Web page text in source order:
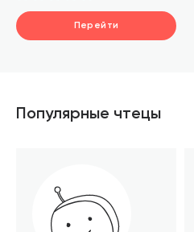
Перейти
Популярные чтецы